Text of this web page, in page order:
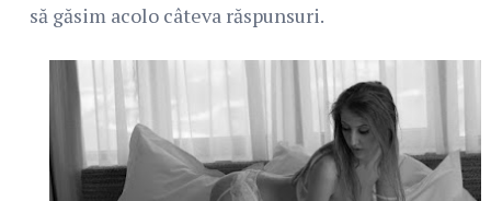
să găsim acolo câteva răspunsuri.